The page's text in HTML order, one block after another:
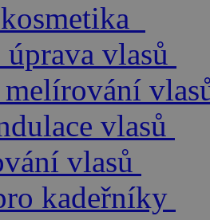
vlasů
vlasů
vlasů
kadeřníky